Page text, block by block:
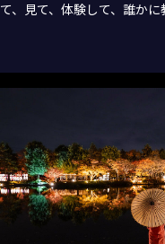
て、見て、体験して、誰か